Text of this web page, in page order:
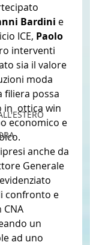
Bardini e
ICE, Paolo
interventi
sia il valore
moda
filiera possa
in  ottica win
economico e
anche da
Generale
confronto e
un
ad uno